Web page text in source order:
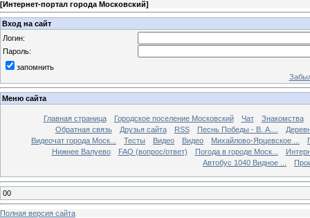
[Интернет-портал города Московский]
Вход на сайт
Логин:
Пароль:
запомнить
Меню сайта
Главная страница Городское поселение Московский Чат
Знакомства
Обратная связь
Друзья сайта RSS Песнь Победы - В. А....
Видеочат города Моск...
Тесты Видео Видео Михайлово-Ярцевское ...
Нижнее Валуево
FAQ (вопрос/ответ) Погода в городе Моск...
Автобус 1040 Видное ...
00
Полная версия сайта